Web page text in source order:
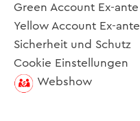
Green Account Ex-
Yellow Account Ex-
Sicherheit und Schutz
Cookie Einstellungen
Webshow